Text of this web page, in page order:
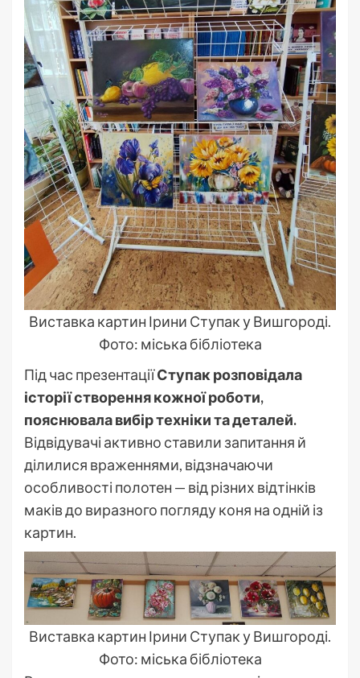
Виставка картин Ірини Ступак у Вишгороді.
Фото: міська бібліотека
Під час презентаціїСтупак розповідала
історії створення кожної роботи,
пояснювала вибір техніки та деталей.
Відвідувачі активно ставили запитання й
ділилися враженнями, відзначаючи
особливості полотен — від різних відтінків
маків до виразного погляду коня на одній із
картин.
Виставка картин Ірини Ступак у Вишгороді.
Фото: міська бібліотека